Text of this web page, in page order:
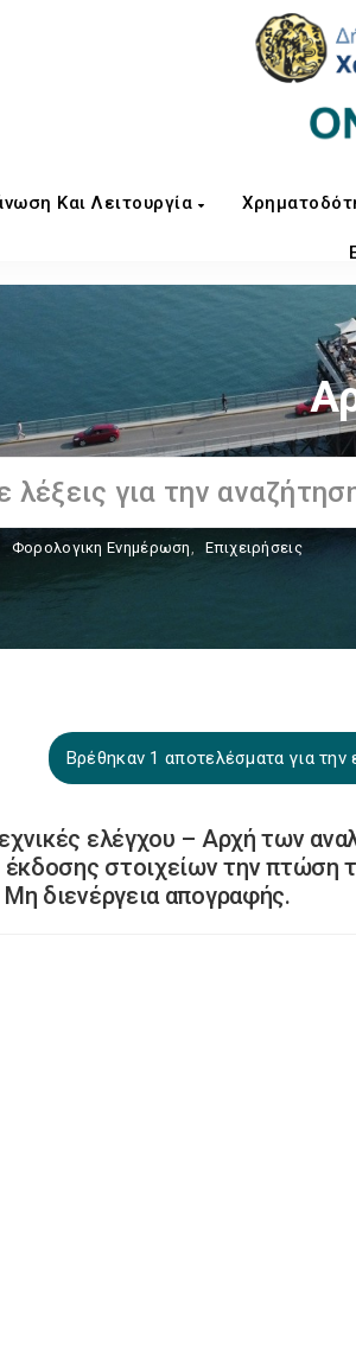
Και Λειτουργία
Φορολογικη Ενημέρωση, Επιχειρήσεις
Βρέθηκαν 1 αποτελέσματα για
ελέγχου – Αρχή των
έκδοσης στοιχείων την πτώση
διενέργεια απογραφής.